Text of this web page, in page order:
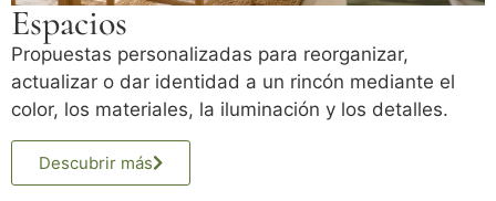
Espacios
Propuestas personalizadas para reorganizar,
actualizar o dar identidad a un rincón mediante el
color, los materiales, la iluminación y los detalles.
Descubrir más